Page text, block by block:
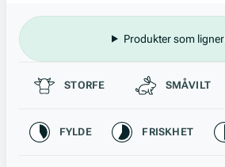
Produkter som ligner
Passer til
STORFE SMÅVILT
Karakteristikk
FYLDE FRISKHET